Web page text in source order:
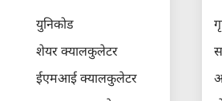
युनिकोड
शेयर क्यालकुलेटर
ईएमआई क्यालकुलेटर